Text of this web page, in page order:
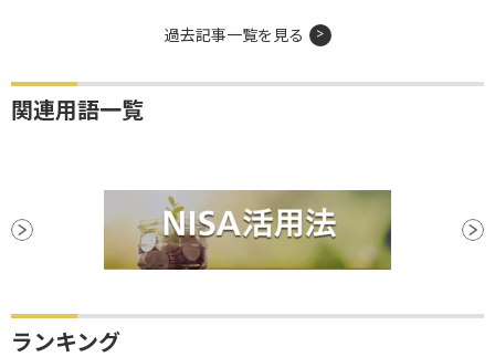
過去記事一覧を見る
関連用語一覧
ランキング